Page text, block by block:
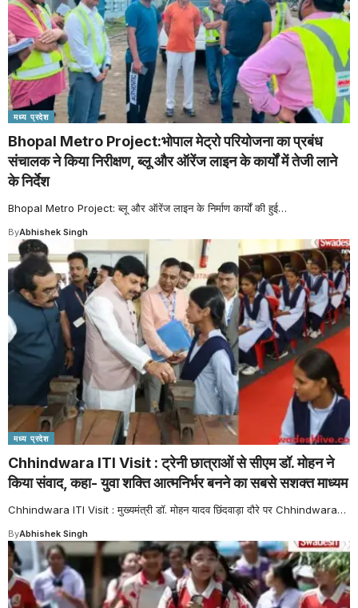
मध्य प्रदेश
Bhopal Metro Project:भोपाल मेट्रो परियोजना का प्रबंध
संचालक ने किया निरीक्षण, ब्लू और ऑरेंज लाइन के कार्यों में तेजी लाने
के निर्देश
Bhopal Metro Project: ब्लू और ऑरेंज लाइन के निर्माण कार्यों की हुई…
ByAbhishek Singh
मध्य प्रदेश
Chhindwara ITI Visit : ट्रेनी छात्राओं से सीएम डॉ. मोहन ने
किया संवाद, कहा- युवा शक्ति आत्मनिर्भर बनने का सबसे सशक्त माध्यम
Chhindwara ITI Visit : मुख्यमंत्री डॉ. मोहन यादव छिंदवाड़ा दौरे पर Chhindwara…
ByAbhishek Singh